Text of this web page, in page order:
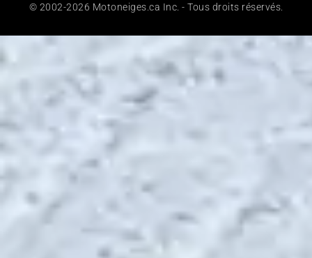
© 2002-2026 Motoneiges.ca Inc. - Tous droits réservés.